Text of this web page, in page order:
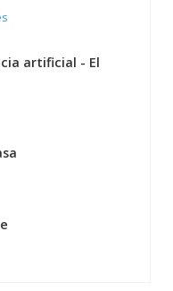
artificial - El